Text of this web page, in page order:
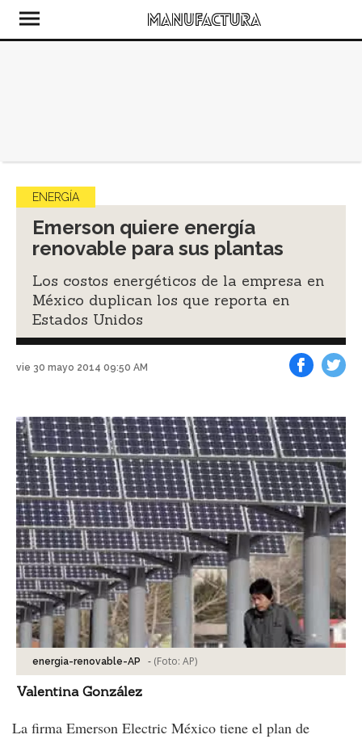
ENERGÍA
Emerson quiere energía
renovable para sus plantas
Los costos energéticos de la empresa en
México duplican los que reporta en
Estados Unidos
vie 30 mayo 2014 09:50 AM
energia-renovable-AP - (Foto: AP)
Valentina González
La firma Emerson Electric México tiene el plan de